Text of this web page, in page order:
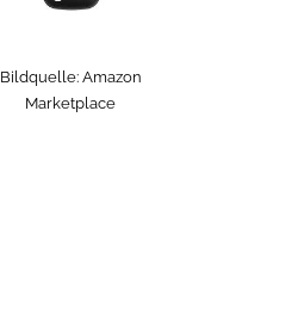
Bildquelle: Amazon
Marketplace